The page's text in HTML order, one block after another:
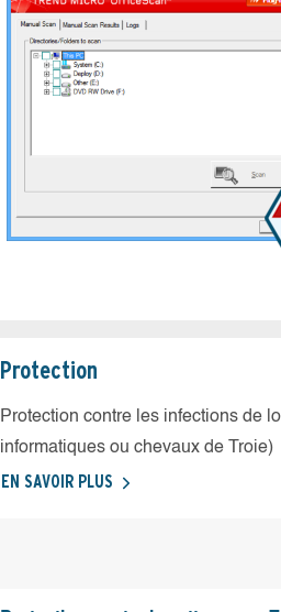
Protection
Protection contre les infections de
informatiques ou chevaux de Troie)
EN SAVOIR PLUS